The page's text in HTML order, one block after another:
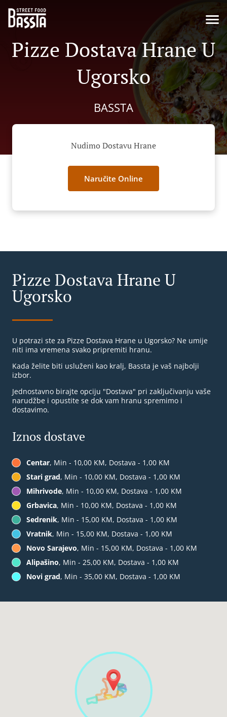
Pizze Dostava Hrane U
Ugorsko
BASSTA
Nudimo Dostavu Hrane
Naručite Online
Pizze Dostava Hrane U
Ugorsko
U potrazi ste za Pizze Dostava Hrane u Ugorsko? Ne umije
niti ima vremena svako pripremiti hranu.
Kada želite biti usluženi kao kralj, Bassta je vaš najbolji
izbor.
Jednostavno birajte opciju "Dostava" pri zaključivanju vaše
narudžbe i opustite se dok vam hranu spremimo i
dostavimo.
Iznos dostave
Centar, Min - 10,00 KM, Dostava - 1,00 KM
Stari grad, Min - 10,00 KM, Dostava - 1,00 KM
Mihrivode, Min - 10,00 KM, Dostava - 1,00 KM
Grbavica, Min - 10,00 KM, Dostava - 1,00 KM
Sedrenik, Min - 15,00 KM, Dostava - 1,00 KM
Vratnik, Min - 15,00 KM, Dostava - 1,00 KM
Novo Sarajevo, Min - 15,00 KM, Dostava - 1,00 KM
Alipašino, Min - 25,00 KM, Dostava - 1,00 KM
Novi grad, Min - 35,00 KM, Dostava - 1,00 KM